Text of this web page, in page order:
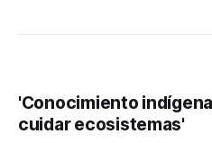
'Conocimiento
cuidar ecosistemas'